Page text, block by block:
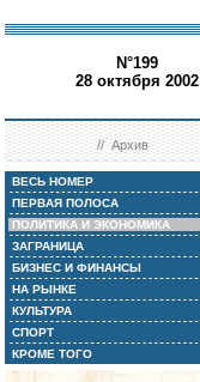
N°199
28 октября 2002
//Архив
ВЕСЬ НОМЕР
ПЕРВАЯ ПОЛОСА
ПОЛИТИКА И ЭКОНОМИКА
ЗАГРАНИЦА
БИЗНЕС И ФИНАНСЫ
НА РЫНКЕ
КУЛЬТУРА
СПОРТ
КРОМЕ ТОГО